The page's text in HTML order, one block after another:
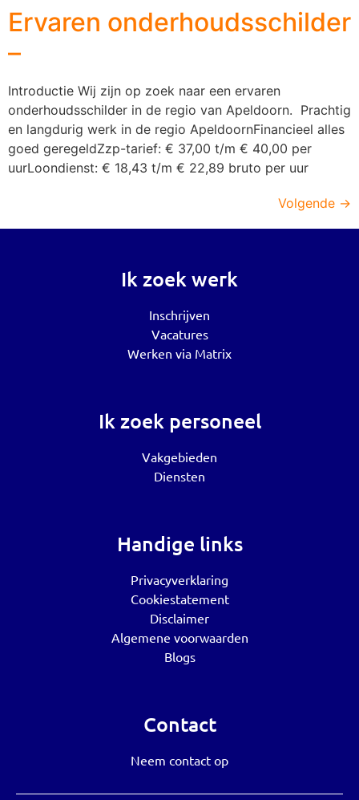
Ervaren onderhoudsschilder
–
Introductie Wij zijn op zoek naar een ervaren
onderhoudsschilder in de regio van Apeldoorn. Prachtig
en langdurig werk in de regio ApeldoornFinancieel alles
goed geregeldZzp-tarief: € 37,00 t/m € 40,00 per
uurLoondienst: € 18,43 t/m € 22,89 bruto per uur
Volgende →
Ik zoek werk
Inschrijven
Vacatures
Werken via Matrix
Ik zoek personeel
Vakgebieden
Diensten
Handige links
Privacyverklaring
Cookiestatement
Disclaimer
Algemene voorwaarden
Blogs
Contact
Neem contact op